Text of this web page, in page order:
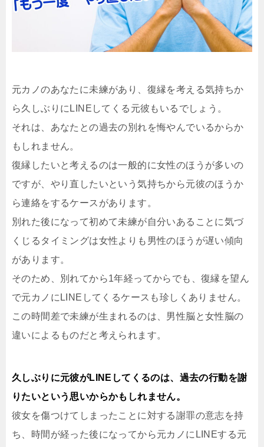
元カノのあなたに未練があり、復縁を考える気持ちか
ら久しぶりにLINEしてくる元彼もいるでしょう。
それは、あなたとの過去の別れを悔やんでいるからか
もしれません。
復縁したいと考えるのは一般的に女性のほうが多いの
ですが、やり直したいという気持ちから元彼のほうか
ら連絡をするケースがあります。
別れた後になって初めて未練が自分いあることに気づ
くじるタイミングは女性よりも男性のほうが遅い傾向
があります。
そのため、別れてから1年経ってからでも、復縁を望ん
で元カノにLINEしてくるケースも珍しくありません。
この時間差で未練が生まれるのは、男性脳と女性脳の
違いによるものだと考えられます。
久しぶりに元彼がLINEしてくるのは、過去の行動を謝
りたいという思いからかもしれません。
彼女を傷つけてしまったことに対する謝罪の意志を持
ち、時間が経った後になってから元カノにLINEする元